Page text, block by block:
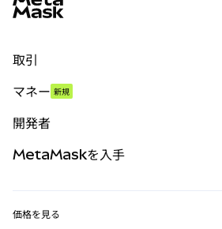
取引
パーペチュアル
RWA
マネー 新規
開発者
MetaMaskを入手
価格を見る